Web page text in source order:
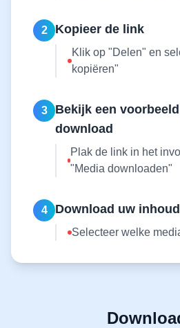
2 Kopieer de link
Klik op "Delen" en
kopiëren"
3
Bekijk een
download
Plak de link in het
"Media downloaden"
4 Download uw inhoud
Selecteer welke